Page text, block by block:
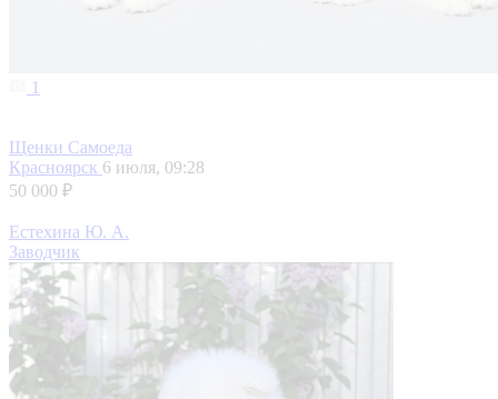
1
Щенки Самоеда
Красноярск 6 июля, 09:28
50 000 ₽
Естехина Ю. А.
Заводчик